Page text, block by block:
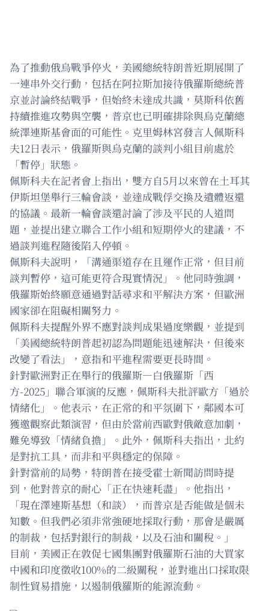
為了推動俄烏戰爭停火，美國總統特朗普近期展開了
一連串外交行動，包括在阿拉斯加接待俄羅斯總統普
京並討論終結戰爭，但始終未達成共識，莫斯科依舊
持續推進攻勢與空襲，普京也已明確排除與烏克蘭總
統澤連斯基會面的可能性。克里姆林宮發言人佩斯科
夫12日表示，俄羅斯與烏克蘭的談判小組目前處於
「暫停」狀態。
佩斯科夫在記者會上指出，雙方自5月以來曾在土耳其
伊斯坦堡舉行三輪會談，並達成戰俘交換及遺體返還
的協議。最新一輪會談還討論了涉及平民的人道問
題，並提出建立聯合工作小組和短期停火的建議，不
過談判進程隨後陷入停頓。
佩斯科夫說明，「溝通渠道存在且運作正常，但目前
談判暫停，這可能更符合現實情況」。他同時強調，
俄羅斯始終願意通過對話尋求和平解決方案，但歐洲
國家卻在阻礙相關努力。
佩斯科夫提醒外界不應對談判成果過度樂觀，並提到
「美國總統特朗普起初認為問題能迅速解決，但後來
改變了看法」，意指和平進程需要更長時間。
針對歐洲對正在舉行的俄羅斯—白俄羅斯「西
方-2025」聯合軍演的反應，佩斯科夫批評歐方「過於
情緒化」。他表示，在正常的和平氛圍下，鄰國本可
獲邀觀察此類演習，但由於當前西歐對俄敵意加劇，
難免導致「情緒負擔」。此外，佩斯科夫指出，北約
是對抗工具，而非和平與穩定的保障。
針對當前的局勢，特朗普在接受霍士新聞訪問時提
到，他對普京的耐心「正在快速耗盡」。他指出，
「現在澤連斯基想（和談），而普京是否能做是個未
知數。但我們必須非常強硬地採取行動，那會是嚴厲
的制裁，包括對銀行的制裁，以及石油和關稅。」
目前，美國正在敦促七國集團對俄羅斯石油的大買家
中國和印度徵收100%的二級關稅，並對進出口採取限
制性貿易措施，以遏制俄羅斯的能源流動。